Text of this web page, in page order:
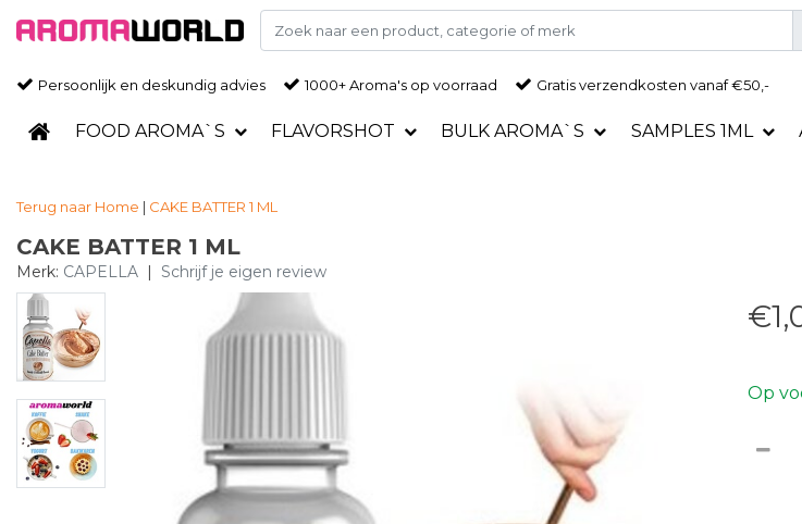
Persoonlijk en deskundig advies 1000+ Aroma's op voorraad Gratisverzendkosten vanaf €50,-
FOOD AROMA`S FLAVORSHOT BULK AROMA`S SAMPLES 1ML
Terug naar Home | CAKE BATTER 1 ML
CAKE BATTER 1 ML
Merk: CAPELLA | Schrijf je eigen review
Op